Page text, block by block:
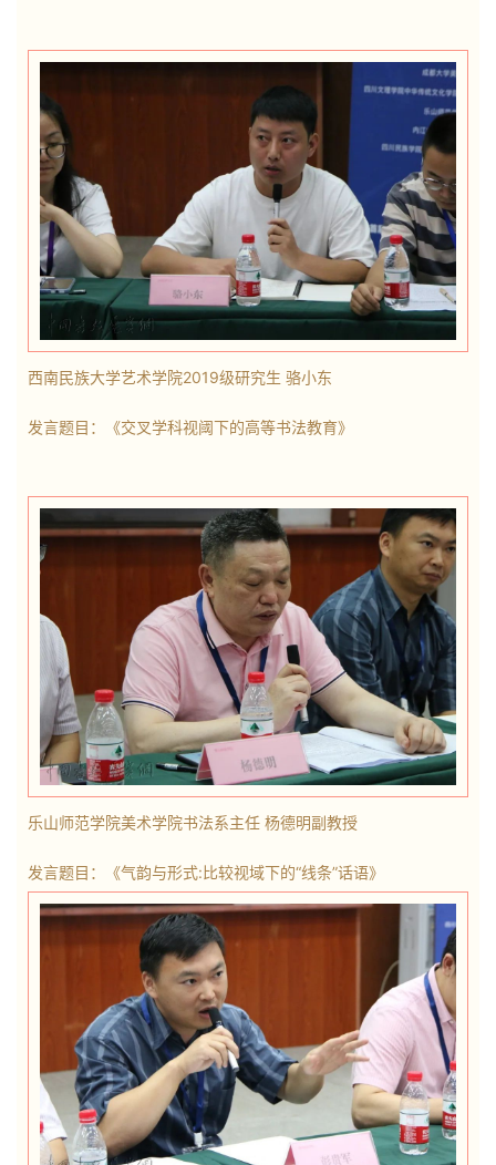
西南民族大学艺术学院2019级研究生 骆小东
发言题目：《交叉学科视阈下的高等书法教育》
乐山师范学院美术学院书法系主任 杨德明副教授
发言题目：《气韵与形式:比较视域下的“线条”话语》